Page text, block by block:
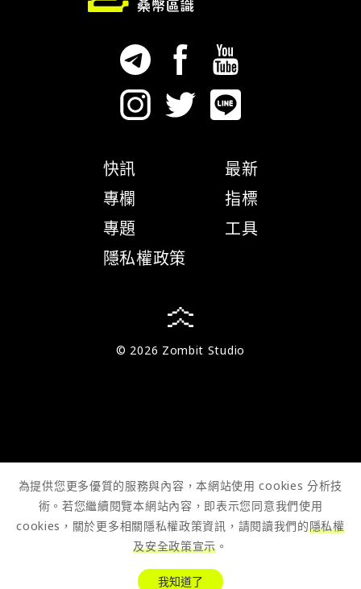
快訊
專欄
專題
隱私權政策
最新
指標
工具
© 2026 Zombit Studio
為提供您更多優質的服務與內容，本網站使用 cookies 分析技
術。若您繼續閱覽本網站內容，即表示您同意我們使用
cookies，關於更多相關隱私權政策資訊，請閱讀我們的隱私權
及安全政策宣示 。
我知道了